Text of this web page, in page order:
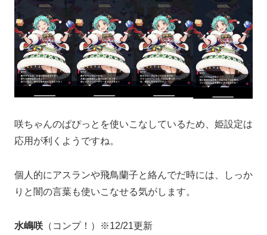
咲ちゃんのぱぴっとを使いこなしているため、姫設定は
応用が利くようですね。
個人的にアスランや飛鳥蘭子と絡んでだ時には、しっか
りと闇の言葉も使いこなせる気がします。
水嶋咲 （コンプ！）※12/21更新